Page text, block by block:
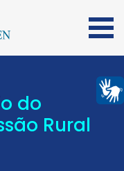
do
Rural